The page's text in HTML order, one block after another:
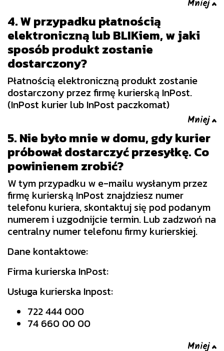
4. W przypadku płatnością
elektroniczną lub BLIKiem, w jaki
sposób produkt zostanie
dostarczony?
Płatnością elektroniczną produkt zostanie
dostarczony przez firmę kurierską InPost.
(InPost kurier lub InPost paczkomat)
5. Nie było mnie w domu, gdy kurier
próbował dostarczyć przesyłkę. Co
powinienem zrobić?
W tym przypadku w e-mailu wysłanym przez
firmę kurierską InPost znajdziesz numer
telefonu kuriera, skontaktuj się pod podanym
numerem i uzgodnijcie termin. Lub zadzwoń na
centralny numer telefonu firmy kurierskiej.
Dane kontaktowe:
Firma kurierska InPost:
Usługa kurierska Inpost:
722 444 000
74 660 00 00